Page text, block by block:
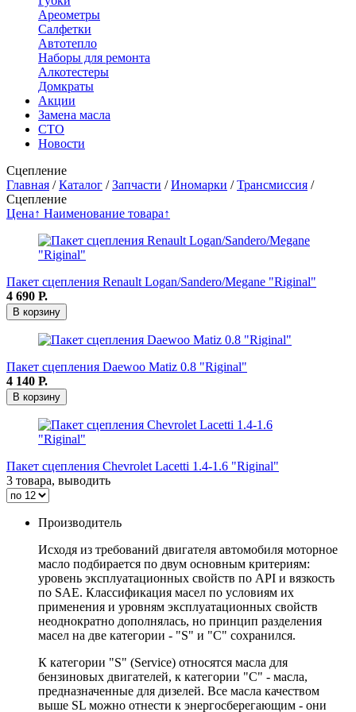
Ареометры
Салфетки
Автотепло
Наборы для ремонта
Алкотестеры
Домкраты
Акции
Замена масла
СТО
Новости
Сцепление
Главная /Каталог /Запчасти /Иномарки /Трансмиссия /
Сцепление
Цена↑ Наименование товара↑
Пакет сцепления Renault Logan/Sandero/Megane "Riginal"
4 690 Р.
В корзину
Пакет сцепления Daewoo Matiz 0.8 "Riginal"
4 140 Р.
В корзину
Пакет сцепления Chevrolet Lacetti 1.4-1.6 "Riginal"
3 товара, выводить
Производитель
Исходя из требований двигателя автомобиля моторное
масло подбирается по двум основным критериям:
уровень эксплуатационных свойств по API и вязкость
по SAE. Классификация масел по условиям их
применения и уровням эксплуатационных свойств
неоднократно дополнялась, но принцип разделения
масел на две категории - "S" и "С" сохранился.
К категории "S" (Service) относятся масла для
бензиновых двигателей, к категории "С" - масла,
предназначенные для дизелей. Все масла качеством
выше SL можно отнести к энергосберегающим - они